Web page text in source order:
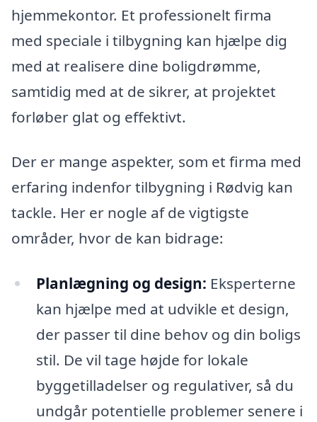
hjemmekontor. Et professionelt firma
med speciale i tilbygning kan hjælpe dig
med at realisere dine boligdrømme,
samtidig med at de sikrer, at projektet
forløber glat og effektivt.
Der er mange aspekter, som et firma med
erfaring indenfor tilbygning i Rødvig kan
tackle. Her er nogle af de vigtigste
områder, hvor de kan bidrage:
Planlægning og design: Eksperterne
kan hjælpe med at udvikle et design,
der passer til dine behov og din boligs
stil. De vil tage højde for lokale
byggetilladelser og regulativer, så du
undgår potentielle problemer senere i